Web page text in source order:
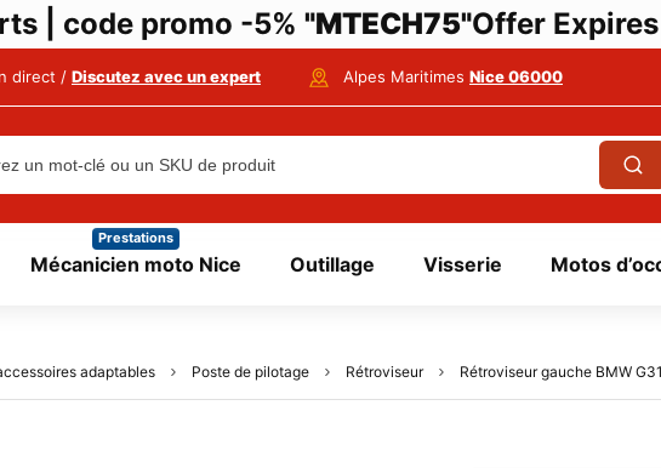
| code promo -5% "MTECH75"Offer
direct / Discutez avec un expert Alpes Maritimes Nice 06000
Mécanicien moto Nice
Prestations
Outillage Visserie Motos
adaptables Poste de pilotage Rétroviseur Rétroviseur gauche BMW